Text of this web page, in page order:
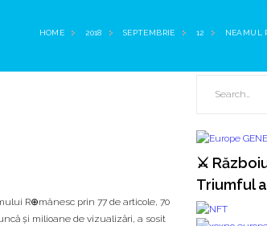
HOME 2018 SEPTEMBRIE 12 NEAMUL
R⊕mânesc prin 77 de articole, 70
și milioane de vizualizări, a sosit
⚔️
Triumful